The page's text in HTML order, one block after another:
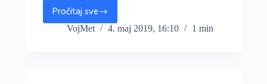
Pročitaj sve
Vodostaj
na
VojMet 4. maj 2019, 16:10 1 min